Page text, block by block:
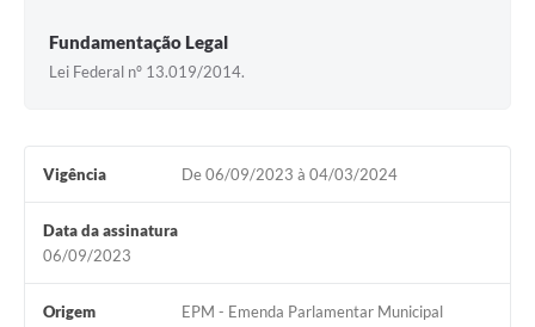
Contratos
Audiências Públicas
Obras
Galeria de Vídeos
Projetos
Contas Públicas
Fundamentação Legal
Lei Federal nº 13.019/2014.
Vigência De 06/09/2023 à 04/03/2024
Data da assinatura
06/09/2023
Origem EPM - Emenda Parlamentar Municipal